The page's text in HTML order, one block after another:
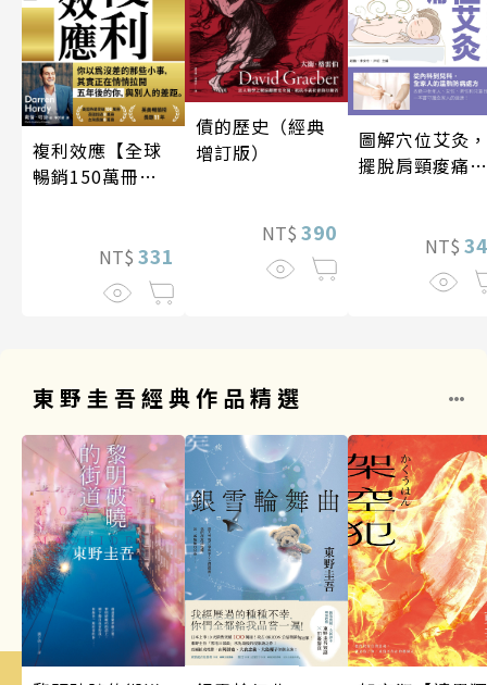
複利效應【全球
暢銷150萬冊・
NT$ 331
債的歷史（經典
增訂版）
NT$ 390
圖解穴位艾灸，
擺脫肩頸痠痛、
NT$
東野圭吾經典作品精選